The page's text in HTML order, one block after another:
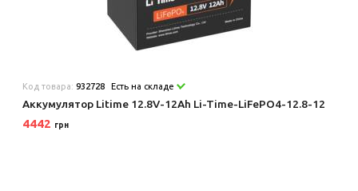
Код товара:932728 Есть на складе
Аккумулятор Litime 12.8V-12Ah Li-Time-LiFePO4-12.8-12
4442 грн